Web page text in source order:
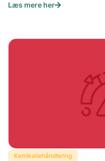
Læs mere her
Kemikaliehåndtering